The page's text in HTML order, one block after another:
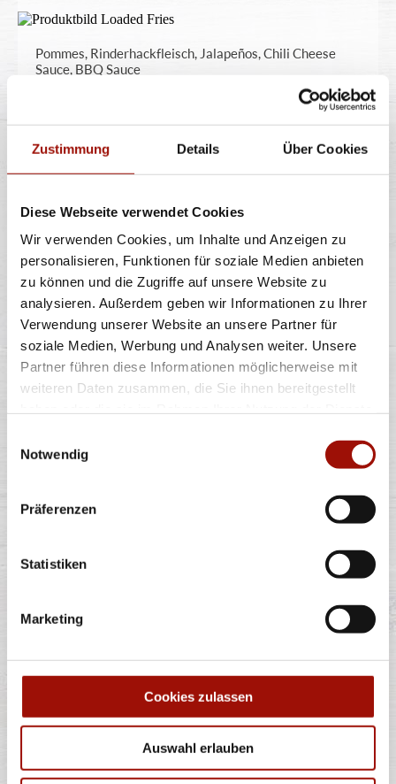
Zustimmung Details Über Cookies
Diese Webseite verwendet Cookies
Wir verwenden Cookies, um Inhalte und Anzeigen zu
personalisieren, Funktionen für soziale Medien anbieten
zu können und die Zugriffe auf unsere Website zu
analysieren. Außerdem geben wir Informationen zu Ihrer
Verwendung unserer Website an unsere Partner für
soziale Medien, Werbung und Analysen weiter. Unsere
Partner führen diese Informationen möglicherweise mit
weiteren Daten zusammen, die Sie ihnen bereitgestellt
Notwendig
Präferenzen
Statistiken
Marketing
Cookies zulassen
Auswahl erlauben
Pommes, Rinderhackfleisch, Jalapeños, Chili Cheese
Sauce, BBQ Sauce
POMMES
Knusprige Pommes Frites inclusive Dip nach Wahl
5,49 €
FLATBREAD SIZILIANA
Pizzateigecken, Knoblauchcreme, unsere Empfehlung:
6,99 €